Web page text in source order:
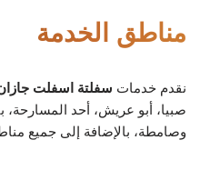
مناطق الخدمة
نقدم خدمات سفلتة اسفلت
صبيا، أبو عريش، أحد
وصامطة، بالإضافة إلى جميع